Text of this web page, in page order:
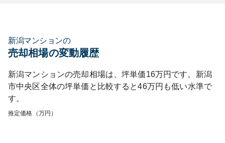
新潟マンションの
売却相場の変動履歴
新潟マンションの売却相場は、坪単価16万円です。 新潟
市中央区全体の坪単価と比較すると46万円も低い水準で
す。
推定価格（万円）